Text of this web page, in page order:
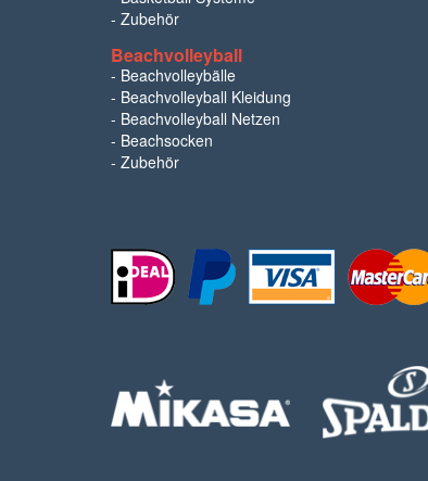
- Zubehör
Beachvolleyball
- Beachvolleybälle
- Beachvolleyball Kleidung
- Beachvolleyball Netzen
- Beachsocken
- Zubehör